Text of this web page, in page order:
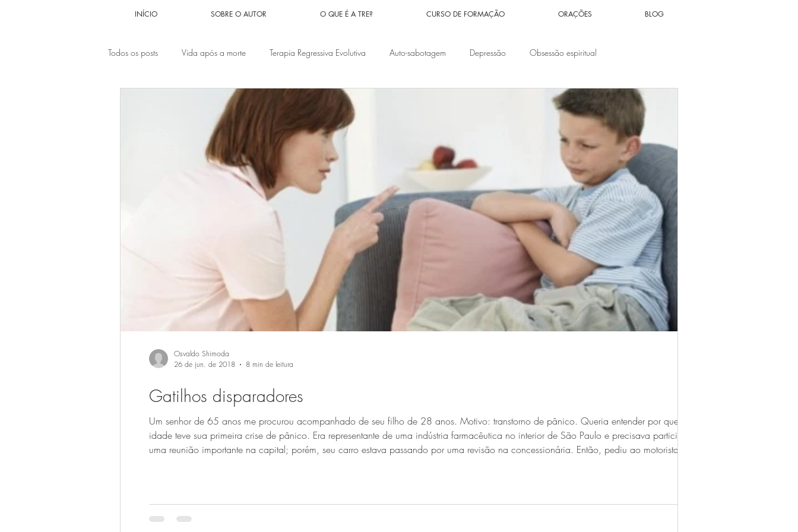
INÍCIO SOBRE O AUTOR O QUE É A TRE? CURSO DE FORMAÇÃO ORAÇÕES BLOG
Todos os posts Vida após a morte Terapia Regressiva Evolutiva Auto-sabotagem Depressão Obsessão espiritual
Problemas financeiros Problemas familiares Espiritualidade Solidão
Autoestima Síndrome do pânico Medos Votos Cármicos
Anjos encarnados Orações Magias Culpa Pesadelos Fé
Gatilhos disparadores
Um senhor de 65 anos me procurou acompanhado de seu filho de 28 anos. Motivo: transtorno de pânico. Queria entender por que nessa
idade teve sua primeira crise de pânico. Era representante de uma indústria farmacêutica no interior de São Paulo e precisava participar de
uma reunião importante na capital; porém, seu carro estava passando por uma revisão na concessionária. Então, pediu ao motorista,
Osvaldo Shimoda
26 de jun. de 2018
8 min de leitura